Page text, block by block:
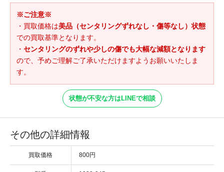
※ご注意※
・買取価格は美品（センタリングずれなし・傷等なし）状態
での買取基準となります。
・ センタリングのずれや少しの傷でも大幅な減額となります
ので、予めご理解ご了承いただけますようお願いいたしま
す。
状態が不安な方はLINEで相談
その他の詳細情報
買取価格 800円